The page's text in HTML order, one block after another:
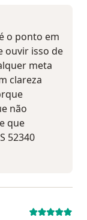
o ponto em
ouvir isso de
meta
clareza
não
que
52340